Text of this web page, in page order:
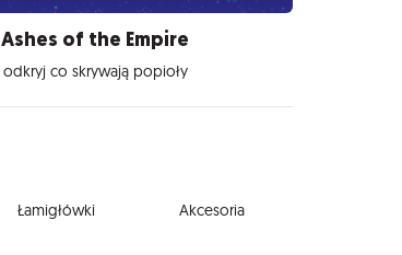
Ashes of the Empire
odkryj co skrywają popioły
Łamigłówki Akcesoria